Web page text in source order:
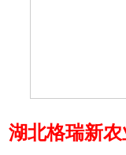
湖北格瑞新